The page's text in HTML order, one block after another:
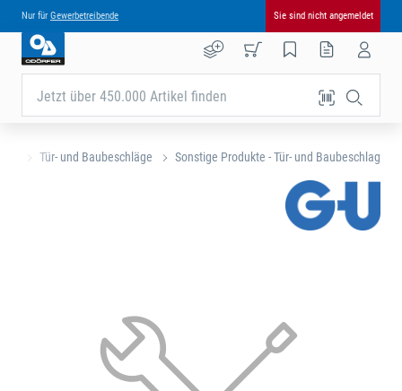
Nur für Gewerbetreibende Sie sind nicht angemeldet
Jetzt über 450.000 Artikel finden
Tür- und Baubeschläge Sonstige Produkte - Tür- und Baubeschlag